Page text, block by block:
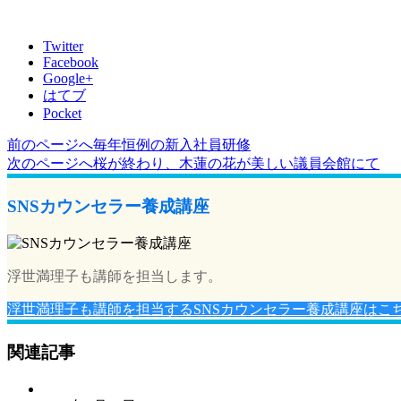
Twitter
Facebook
Google+
はてブ
Pocket
投
稿
ナ
ビ
ゲ
シ
ョ
前のページへ毎年恒例の新入社員研修
次のページへ桜が終わり、木蓮の花が美しい議員会館にて
SNSカウンセラー養成講座
浮世満理子も講師を担当します。
浮世満理子も講師を担当するSNSカウンセラー養成講座はこ
関連記事